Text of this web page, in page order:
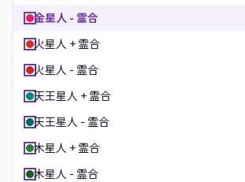
金星人 - 霊合
火星人 + 霊合
火星人 - 霊合
天王星人 + 霊合
天王星人 - 霊合
木星人 + 霊合
木星人 - 霊合